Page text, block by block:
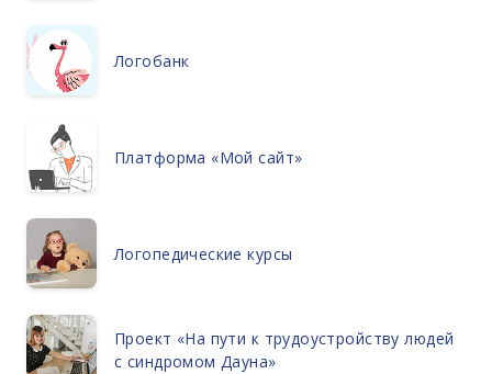
Логобанк
Платформа «Мой сайт»
Логопедические курсы
Проект «На пути к трудоустройству людей
с синдромом Дауна»